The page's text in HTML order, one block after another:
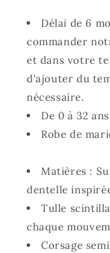
Délai de 6
commander
et dans votre
d'ajouter du
nécessaire.
De 0 à 32 ans
Robe de
Matières :
dentelle
Tulle
chaque
Corsage